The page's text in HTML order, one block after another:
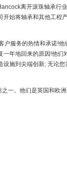
离开滚珠轴承行业
始将轴承和其他工程
服务的热情和承诺!他
年地回来的原因!他们
施到尖端创新; 无论
一。他们是英国和欧